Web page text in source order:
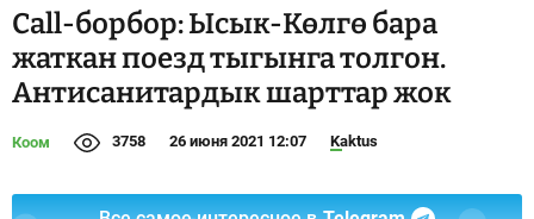
Call-борбор: Ысык-Көлгө бара
жаткан поезд тыгынга толгон.
Антисанитардык шарттар жок
Коом 3758 26 июня 2021 12:07 Kaktus